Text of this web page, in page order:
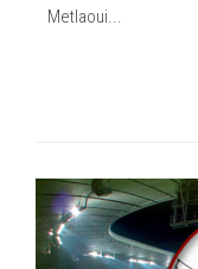
Metlaoui...